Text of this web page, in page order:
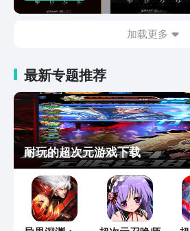
加载更多
最新专题推荐
耐玩的超次元游戏下载